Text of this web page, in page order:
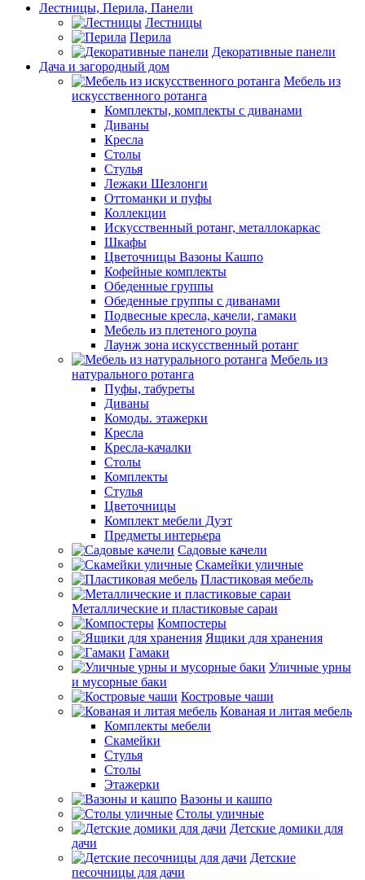
Лестницы, Перила, Панели
Лестницы
Перила
Декоративные панели
Дача и загородный дом
Мебель из
искусственного ротанга
Комплекты, комплекты с диванами
Диваны
Кресла
Столы
Стулья
Лежаки Шезлонги
Оттоманки и пуфы
Коллекции
Искусственный ротанг, металлокаркас
Шкафы
Цветочницы Вазоны Кашпо
Кофейные комплекты
Обеденные группы
Обеденные группы с диванами
Подвесные кресла, качели, гамаки
Мебель из плетеного роупа
Лаунж зона искусственный ротанг
Мебель из
натурального ротанга
Пуфы, табуреты
Диваны
Комоды. этажерки
Кресла
Кресла-качалки
Столы
Комплекты
Стулья
Цветочницы
Комплект мебели Дуэт
Предметы интерьера
Садовые качели
Скамейки уличные
Пластиковая мебель
Металлические и пластиковые сараи
Компостеры
Ящики для хранения
Гамаки
Уличные урны
и мусорные баки
Костровые чаши
Кованая и литая мебель
Комплекты мебели
Скамейки
Стулья
Столы
Этажерки
Вазоны и кашпо
Столы уличные
Детские домики для
дачи
Детские
песочницы для дачи